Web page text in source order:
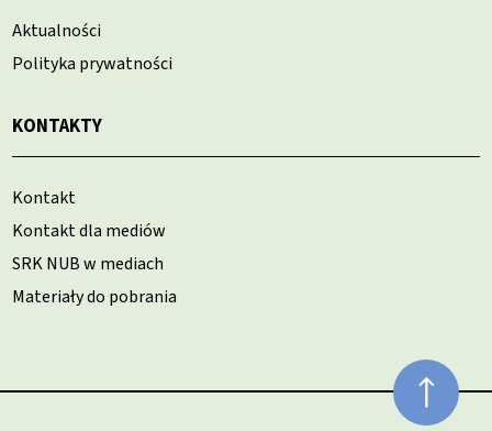
Aktualności
Polityka prywatności
KONTAKTY
Kontakt
Kontakt dla mediów
SRK NUB w mediach
Materiały do pobrania